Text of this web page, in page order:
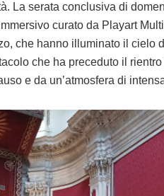
La serata conclusiva di
curato da Playart
che hanno illuminato il cielo
che ha preceduto il
e da un’atmosfera di